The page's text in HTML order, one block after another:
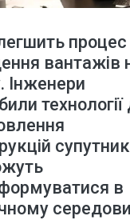
процес
вантажів
Інженери
технології
в